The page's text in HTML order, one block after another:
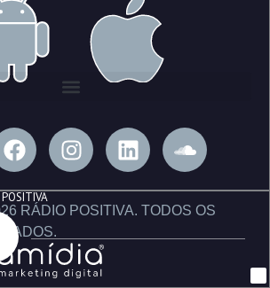
F
a
e
b
o
o
I
n
t
g
r
L
i
k
d
S
o
n
c
RÁDIO POSITIVA. TODOS OS